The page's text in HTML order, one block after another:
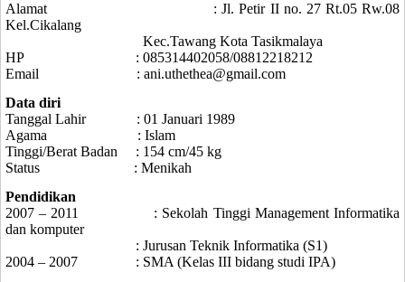
Alamat
: Jl. Petir II no. 27 Rt.05 Rw.08
Kel.Cikalang
Kec.Tawang Kota Tasikmalaya
HP
: 085314402058/08812218212
Email
: ani.uthethea@gmail.com
Data diri
Tanggal Lahir
: 01 Januari 1989
Agama
: Islam
Tinggi/Berat Badan
: 154 cm/45 kg
Status
: Menikah
Pendidikan
2007 – 2011
: Sekolah Tinggi Management Informatika
dan komputer
: Jurusan Teknik Informatika (S1)
2004 – 2007
: SMA (Kelas III bidang studi IPA)